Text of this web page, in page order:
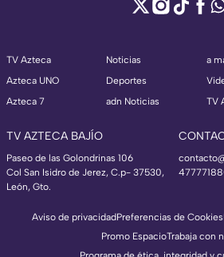
TV Azteca
Azteca UNO
Azteca 7
Noticias
Deportes
adn Noticias
a
TV
TV AZTECA BAJÍO
Paseo de las Golondrinas 106
Col San Isidro de Jerez, C.p- 37530,
León, Gto.
Aviso de privacidadPreferencias de Cookies
Promo EspacioTrabaja con